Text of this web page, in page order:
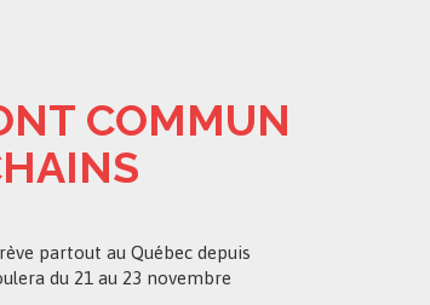
COMMUN
partout au Québec depuis
du 21 au 23 novembre